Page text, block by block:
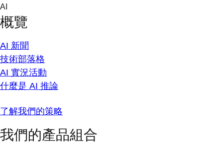
Skip
content
AI
概覽
AI 新聞
技術部落格
AI 實況活動
什麼是 AI 推論
了解我們的策略
我們的產品組合